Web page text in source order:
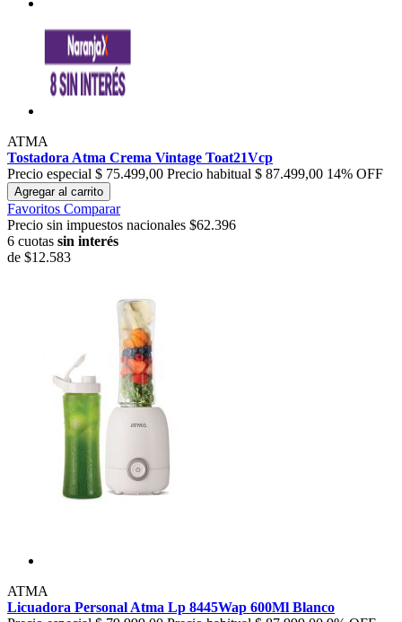
ATMA
Tostadora Atma Crema Vintage Toat21Vcp
Precio especial $ 75.499,00 Precio habitual $ 87.499,00 14% OFF
Agregar al carrito
Favoritos Comparar
Precio sin impuestos nacionales $62.396
6 cuotas sin interés
de $12.583
ATMA
Licuadora Personal Atma Lp 8445Wap 600Ml Blanco